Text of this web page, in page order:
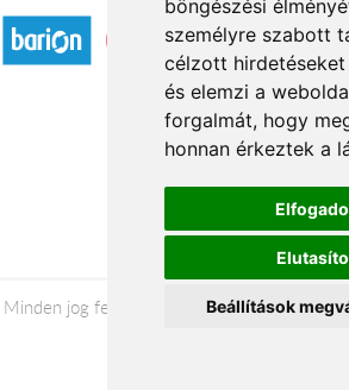
böngészési
személyre szabott
célzott hirdetéseket
és elemzi a
forgalmát, hogy
honnan érkeztek a
Beállítások
Impresszum
Adatkezelési
Minden jog fenntartva © 2026 |+36 20